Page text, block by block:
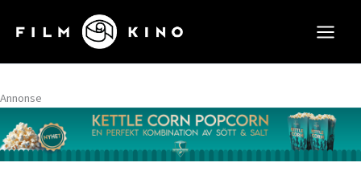
rett
innholdet
Annonse